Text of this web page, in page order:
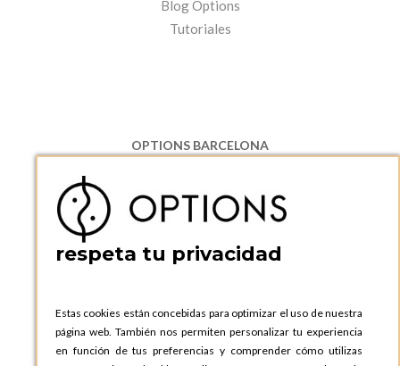
Blog Options
Tutoriales
OPTIONS BARCELONA
08130 Santa Perpetua de Moguda, Barcelona
ESPAñA
Teléfono:
+34 935 724 041
OPTIONS BARCELONA SHOWROOM
ESPAñA
Teléfono:+34 935 724 041
respeta tu privacidad
Estas cookies están concebidas para optimizar el uso de nuestra
página web. También nos permiten personalizar tu experiencia
en función de tus preferencias y comprender cómo utilizas